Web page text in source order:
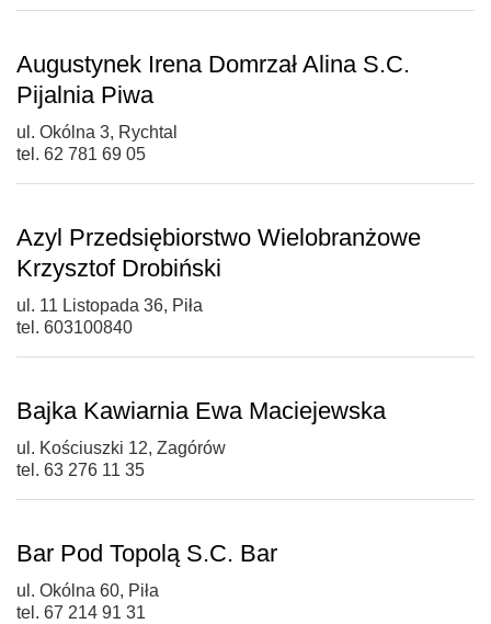
Augustynek Irena Domrzał Alina S.C.
Pijalnia Piwa
ul. Okólna 3, Rychtal
tel. 62 781 69 05
Azyl Przedsiębiorstwo Wielobranżowe
Krzysztof Drobiński
ul. 11 Listopada 36, Piła
tel. 603100840
Bajka Kawiarnia Ewa Maciejewska
ul. Kościuszki 12, Zagórów
tel. 63 276 11 35
Bar Pod Topolą S.C. Bar
ul. Okólna 60, Piła
tel. 67 214 91 31